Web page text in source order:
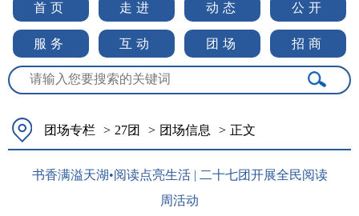
首页 走进 动态 公开
服务 互动 团场 招商
团场专栏 > 27团 > 团场信息 > 正文
书香满溢天湖•阅读点亮生活 | 二十七团开展全民阅读
周活动